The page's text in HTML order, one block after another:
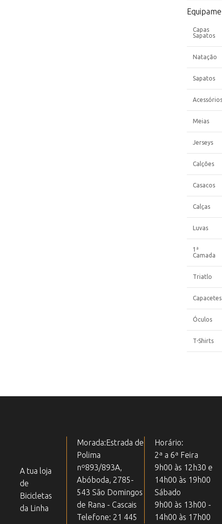
Capas
Sapatos
Natação
Sapatos
Acessórios
Meias
Jerseys
Calções
Casacos
Calças
Luvas
1ª
Camada
Triatlo
Capacetes
Óculos
T-Shirts
A tua loja
de
Bicicletas
da Linha
Horário:
2ª a 6ª Feira
9h00 às 12h30 e
14h00 às 19h00
Sábado
9h00 às 13h00 -
14h00 às 17h00
Morada:Estrada de
Polima
nº893/893A,
Abóboda, 2785-
543 São Domingos
de Rana - Cascais
Telefone: 21 445